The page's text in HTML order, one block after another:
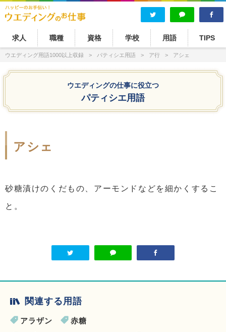
求人 職種 資格 学校 用語 TIPS
ウエディング用語1000以上収録 パティシエ用語 ア行 アシェ
ウエディングの仕事に役立つ
パティシエ用語
アシェ
砂糖漬けのくだもの、アーモンドなどを細かくするこ
と。
関連する用語
アラザン
赤糖